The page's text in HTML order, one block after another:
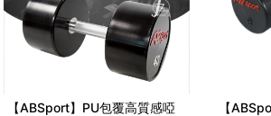
【ABSport】PU包覆高質感啞
【